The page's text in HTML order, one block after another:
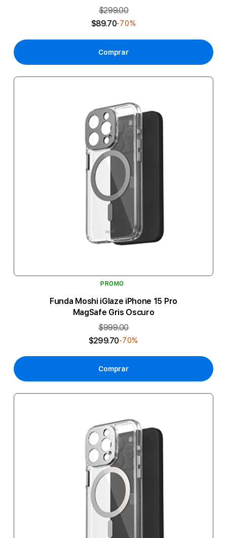
$299.00
$89.70-70%
Comprar
PROMO
Funda Moshi iGlaze iPhone 15 Pro
MagSafe Gris Oscuro
$999.00
$299.70-70%
Comprar